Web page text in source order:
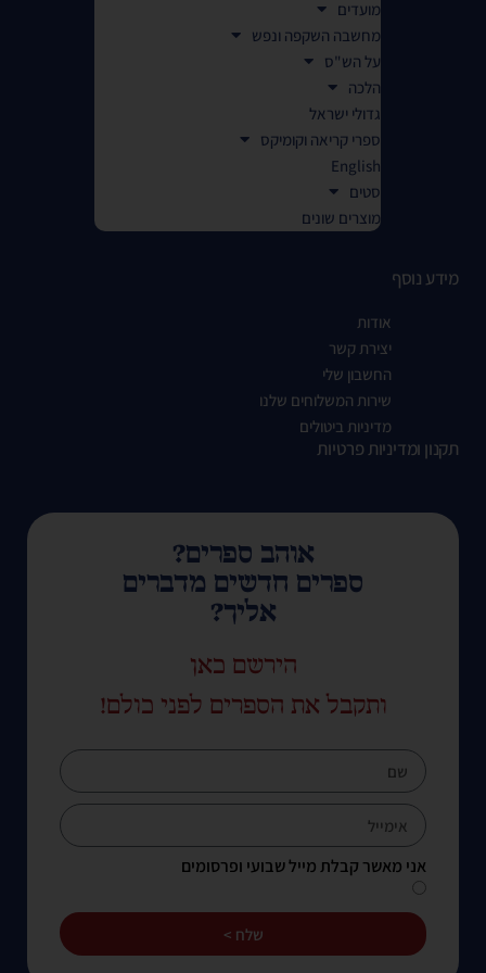
מועדים
מחשבה השקפה ונפש
על הש"ס
הלכה
גדולי ישראל
ספרי קריאה וקומיקס
English
סטים
מוצרים שונים
מידע נוסף
אודות
יצירת קשר
החשבון שלי
שירות המשלוחים שלנו
מדיניות ביטולים
תקנון ומדיניות פרטיות
אוהב ספרים?
ספרים חדשים מדברים
אליך?
הירשם כאן
ותקבל את הספרים לפני כולם!
אני מאשר קבלת מייל שבועי ופרסומים
שלח >